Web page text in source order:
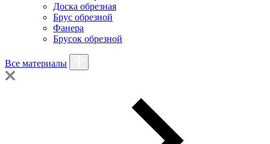
Доска обрезная
Брус обрезной
Фанера
Брусок обрезной
Все материалы